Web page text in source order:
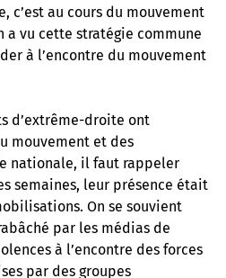
c’est au cours du mouvement
a vu cette stratégie commune
à l’encontre du mouvement
d’extrême-droite ont
mouvement et des
nationale, il faut rappeler
semaines, leur présence était
On se souvient
par les médias de
à l’encontre des forces
par des groupes